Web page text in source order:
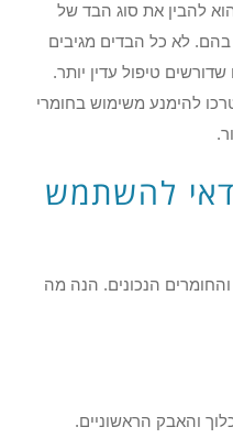
להבין את סוג הבד של
לא כל הבדים מגיבים
טיפול עדין יותר.
להימנע משימוש בחומרי
להשתמש
הנכונים. הנה מה
והאבק הראשוניים.